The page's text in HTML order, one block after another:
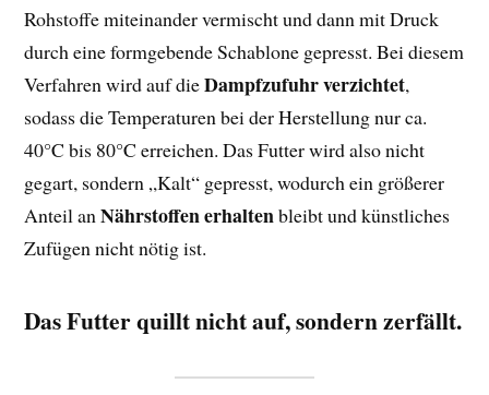
Rohstoffe miteinander vermischt und dann mit Druck
durch eine formgebende Schablone gepresst. Bei diesem
Verfahren wird auf dieDampfzufuhr verzichtet,
sodass die Temperaturen bei der Herstellung nur ca.
40°C bis 80°C erreichen. Das Futter wird also nicht
gegart, sondern „Kalt“ gepresst, wodurch ein größerer
Anteil anNährstoffen erhaltenbleibt und künstliches
Zufügen nicht nötig ist.
Das Futter quillt nicht auf, sondern zerfällt.